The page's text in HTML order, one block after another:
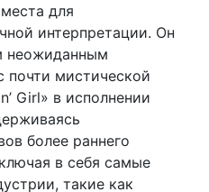
для
интерпретации. Он
неожиданным
почти мистической
Girl» в исполнении
более раннего
в себя самые
такие как